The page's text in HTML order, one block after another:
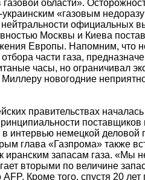
области».
украинским «газовым
официальных
Москвы и Киева
Европы. Напомним, что
части газа,
часы, но ограничивал
новогодние
правительствах
в интервью немецкой
глава «Газпрома» также
иранским запасам газа. «Мы
вторыми по величине
AFP. Кроме того, спустя 20